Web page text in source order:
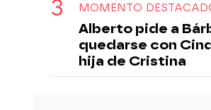
MOMENTO
Alberto pide a
quedarse con
hija de Cristina